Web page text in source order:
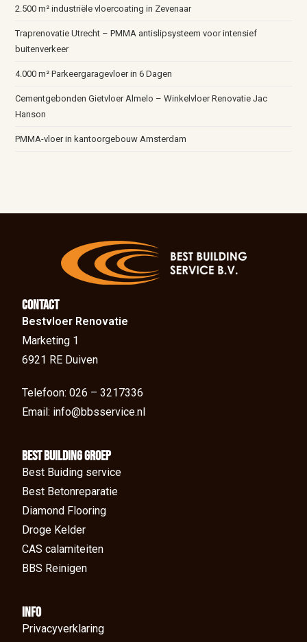
2.500 m² industriële vloercoating in Zevenaar
Traprenovatie Utrecht – PMMA antislipsysteem voor intensief
buitenverkeer
4.000 m² Parkeergaragevloer in 6 Dagen
Cementgebonden Gietvloer Almelo – Winkelvloer Renovatie Jac
Hanson
PMMA-vloer in kantoorgebouw Amsterdam
Contact
Bestvloer Renovatie
Marketing 1
6921 RE Duiven
Telefoon: 026 – 3217336
Email: info@bbsservice.nl
BEst Building groep
Best Buiding service
Best Betonreparatie
Diamond Flooring
Droge Kelder
CAS calamiteiten
BBS Reinigen
Info
Privacyverklaring